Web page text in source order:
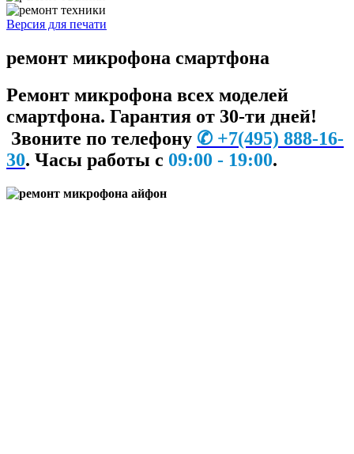
Версия для печати
ремонт микрофона смартфона
Ремонт микрофона всех моделей
смартфона. Гарантия от 30-ти дней!
Звоните по телефону ✆ +7(495) 888-16-
30. Часы работы с 09:00 - 19:00.